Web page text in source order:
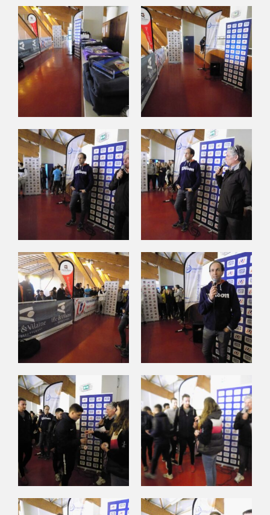
CHAMPIONNAT DISTRICT CENTRE
OUEST
FEUILLES DE MATCH
SPORTS INDIVIDUELS
ÉVÉNEMENTS SPORTIFS
CHALLENGE D’AUTOMNE
COMMUNICATION
PHOTOTHÈQUE
Photos 2024/2025
Photos 2023/2024
LOGOTHÈQUE
PALMARÈS
PARTENAIRES